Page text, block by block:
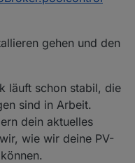
gehen und den
läuft schon stabil, die
sind in Arbeit.
dein aktuelles
wie wir deine PV-